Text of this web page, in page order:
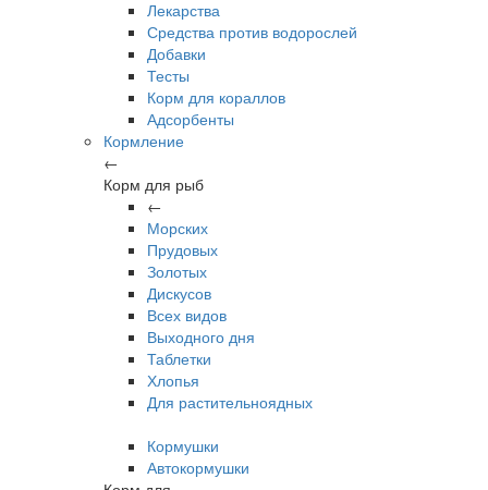
Лекарства
Средства против водорослей
Добавки
Тесты
Корм для кораллов
Адсорбенты
Кормление
←
Корм для рыб
←
Морских
Прудовых
Золотых
Дискусов
Всех видов
Выходного дня
Таблетки
Хлопья
Для растительноядных
Кормушки
Автокормушки